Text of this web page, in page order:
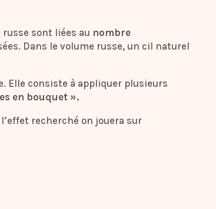
sont liées au nombre
Dans le volume russe, un cil naturel
Elle consiste à appliquer plusieurs
en bouquet ».
recherché on jouera sur